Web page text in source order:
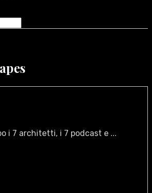
i 7 architetti, i 7 podcast e ...